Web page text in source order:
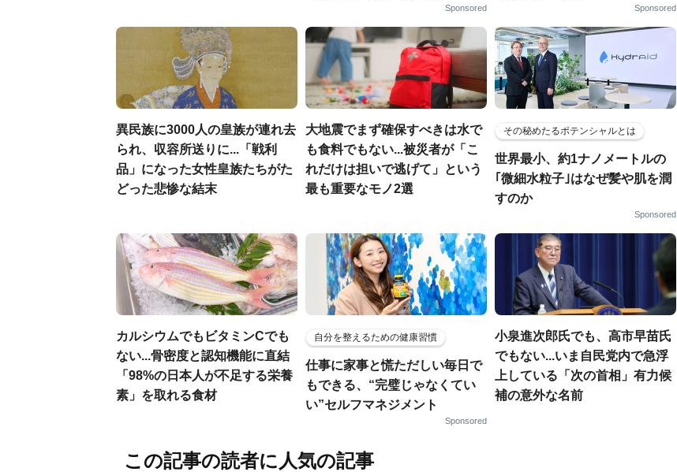
Sponsored Sponsored
異民族に3000人の皇族が連れ去
られ、収容所送りに...「戦利
品」になった女性皇族たちがた
どった悲惨な結末
大地震でまず確保すべきは水で
も食料でもない...被災者が「こ
れだけは担いで逃げて」という
最も重要なモノ2選
その秘めたるポテンシャルとは
世界最小、約1ナノメートルの
｢微細水粒子｣はなぜ髪や肌を潤
すのか
Sponsored
カルシウムでもビタミンCでも
ない...骨密度と認知機能に直結
「98%の日本人が不足する栄養
素」を取れる食材
自分を整えるための健康習慣
仕事に家事と慌ただしい毎日で
もできる、“完璧じゃなくてい
い”セルフマネジメント
Sponsored
小泉進次郎氏でも、高市早苗氏
でもない...いま自民党内で急浮
上している「次の首相」有力候
補の意外な名前
この記事の読者に人気の記事